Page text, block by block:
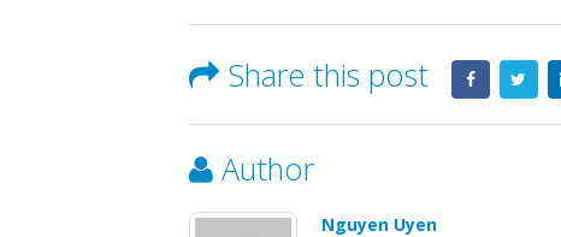
Share this post
Author
Nguyen Uyen